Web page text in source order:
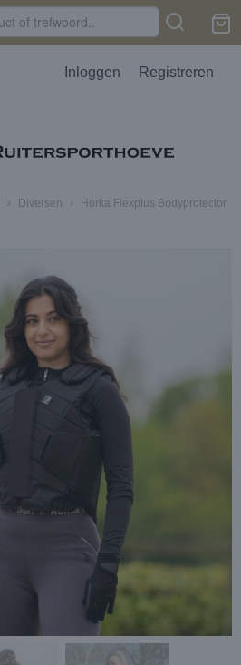
Inloggen Registreren
› Diversen ›
Horka Flexplus Bodyprotector